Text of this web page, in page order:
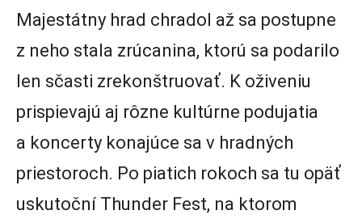
Majestátny hrad chradol až sa postupne
z neho stala zrúcanina, ktorú sa podarilo
len sčasti zrekonštruovať. K oživeniu
prispievajú aj rôzne kultúrne podujatia
a koncerty konajúce sa v hradných
priestoroch. Po piatich rokoch sa tu opäť
uskutoční Thunder Fest, na ktorom